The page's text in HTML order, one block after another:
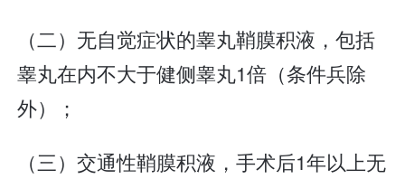
（二）无自觉症状的睾丸鞘膜积液，包括
睾丸在内不大于健侧睾丸1倍（条件兵除
外）；
（三）交通性鞘膜积液，手术后1年以上无